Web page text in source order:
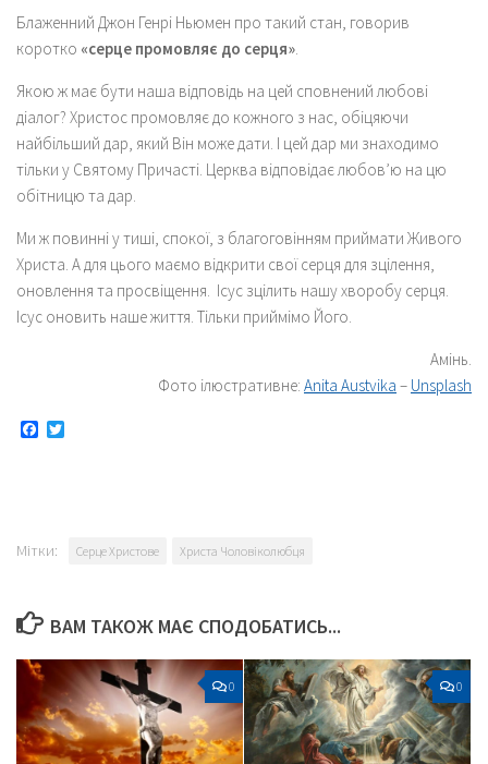
Блаженний Джон Генрі Ньюмен про такий стан, говорив
коротко «серце промовляє до серця».
Якою ж має бути наша відповідь на цей сповнений любові
діалог? Христос промовляє до кожного з нас, обіцяючи
найбільший дар, який Він може дати. І цей дар ми знаходимо
тільки у Святому Причасті. Церква відповідає любов’ю на цю
обітницю та дар.
Ми ж повинні у тиші, спокої, з благоговінням приймати Живого
Христа. А для цього маємо відкрити свої серця для зцілення,
оновлення та просвіщення. Ісус зцілить нашу хворобу серця.
Ісус оновить наше життя. Тільки приймімо Його.
Амінь.
Фото ілюстративне: Anita Austvika – Unsplash
Facebook
Мітки: Серце Христове Христа Чоловіколюбця
ВАМ ТАКОЖ МАЄ СПОДОБАТИСЬ...
0 0